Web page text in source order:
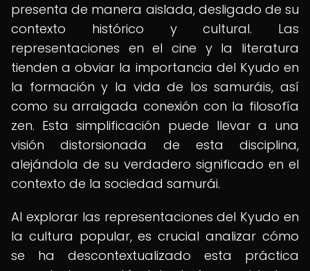
presenta de manera aislada, desligado de su
contexto histórico y cultural. Las
representaciones en el cine y la literatura
tienden a obviar la importancia del Kyudo en
la formación y la vida de los samuráis, así
como su arraigada conexión con la filosofía
zen. Esta simplificación puede llevar a una
visión distorsionada de esta disciplina,
alejándola de su verdadero significado en el
contexto de la sociedad samurái.
Al explorar las representaciones del Kyudo en
la cultura popular, es crucial analizar cómo
se ha descontextualizado esta práctica